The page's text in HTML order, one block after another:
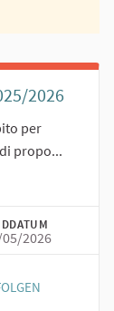
2026
per
propo...
2026